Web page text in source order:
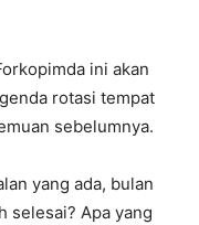
ini akan
rotasi tempat
sebelumnya.
yang ada, bulan
selesai? Apa yang